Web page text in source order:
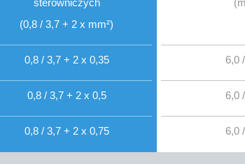
sterowniczych
(0,8 / 3,7 + 2 x mm²)
0,8 / 3,7 + 2 x 0,35 6,0
0,8 / 3,7 + 2 x 0,5 6,0
0,8 / 3,7 + 2 x 0,75 6,0